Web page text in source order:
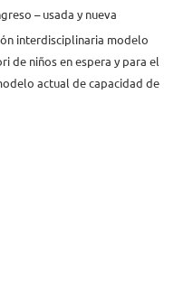
– usada y nueva
interdisciplinaria modelo
de niños en espera y para el
actual de capacidad de